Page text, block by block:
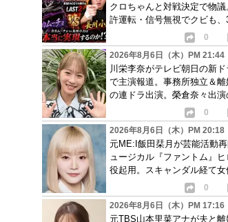
クロちゃんと対戦決定で物議
許運転・信号無視でクビも、
0
2026年8月6日（木）PM 21:44
川栄李奈がテレビ朝日の新
で主演報道。事務所独立＆離
の連ドラ出演。榮倉奈々出演
0
2026年8月6日（木）PM 20:18
元ME:I飯田栞月が芸能活動再
ュージカル『ファントム』ヒ
役起用。スキャンダル経て女
0
2026年8月6日（木）PM 17:16
元TBS山本里菜アナが夫と離